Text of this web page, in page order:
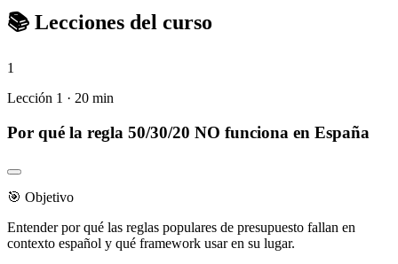
📚 Lecciones del curso
1
Lección 1 · 20 min
Por qué la regla 50/30/20 NO funciona en España
🎯 Objetivo
Entender por qué las reglas populares de presupuesto fallan en
contexto español y qué framework usar en su lugar.